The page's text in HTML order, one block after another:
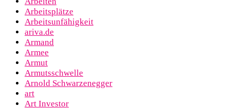
Arbeitsplätze
Arbeitsunfähigkeit
ariva.de
Armand
Armee
Armut
Armutsschwelle
Arnold Schwarzenegger
art
Art Investor